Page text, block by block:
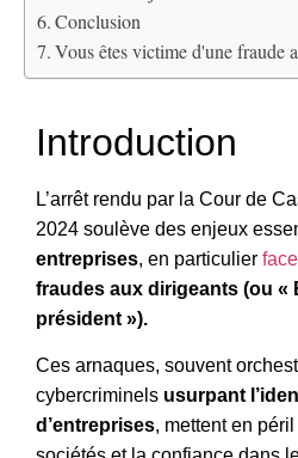
Conclusion
Vous êtes victime d'une fraude
Introduction
L’arrêt rendu par la Cour de
2024 soulève des enjeux
entreprises, en particulier
fraudes aux dirigeants (ou «
président »).
Ces arnaques, souvent
cybercriminels usurpant
d’entreprises, mettent en